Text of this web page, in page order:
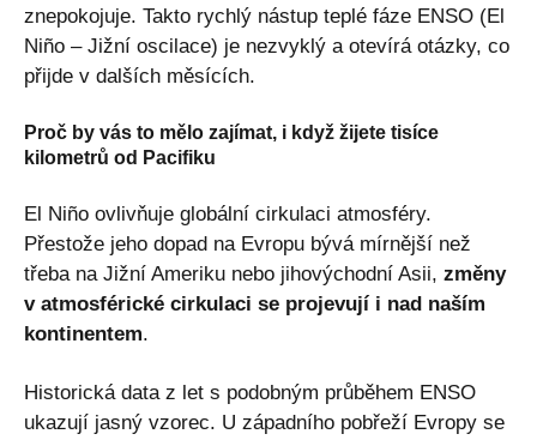
znepokojuje. Takto rychlý nástup teplé fáze ENSO (El
Niño – Jižní oscilace) je nezvyklý a otevírá otázky, co
přijde v dalších měsících.
Proč by vás to mělo zajímat, i když žijete tisíce
kilometrů od Pacifiku
El Niño ovlivňuje globální cirkulaci atmosféry.
Přestože jeho dopad na Evropu bývá mírnější než
třeba na Jižní Ameriku nebo jihovýchodní Asii, změny
v atmosférické cirkulaci se projevují i nad naším
kontinentem.
Historická data z let s podobným průběhem ENSO
ukazují jasný vzorec. U západního pobřeží Evropy se